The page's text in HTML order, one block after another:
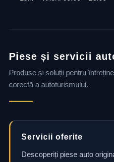
Piese și servicii
Produse și soluții pentru
corectă a autoturismului.
Servicii oferite
Descoperiți piese auto